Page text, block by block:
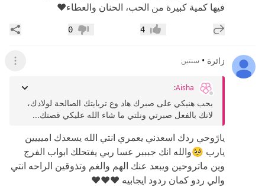
فيها كمية كبيرة من الحب، الحنان والعطاء♥️
إضافة رد جديد إعجاب4 عدم إعجاب
0
زائرة • سنتين عرض
Aisha
:
بحب هنيكي على صبرك هاد وع تربايتك الصالحة لولادك،
لانك بالفعل صبرتي ونلتي ما شاء الله عليكي قصتك...
يارًوحي ردك اسعدني يعمري انتي الله يسعدك اميييين
يارب 🥺والله انك جبببر عسا ربي يفتحلك ابواب الفرج
وين ماتروحين ويبعد عنك الهم والغم وتذوقين الراحه انتي
والي ردو كمان ردود ايجابيه ❤️❤️❤️